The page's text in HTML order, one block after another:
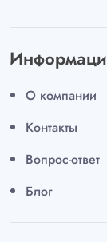
О компании
Контакты
Вопрос-ответ
Блог